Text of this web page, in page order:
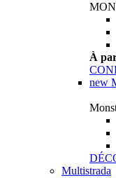
À
new
Multistrada